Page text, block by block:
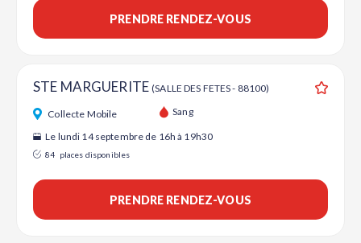
PRENDRE RENDEZ-VOUS
STE MARGUERITE(SALLE DES FETES - 88100)
Collecte Mobile Sang
Le lundi 14 septembre de 16h à 19h30
84 places disponibles
PRENDRE RENDEZ-VOUS